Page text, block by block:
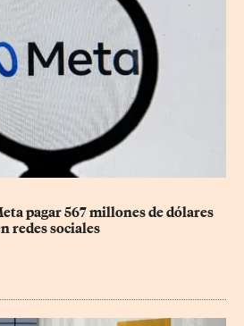
pagar 567 millones de dólares
redes sociales